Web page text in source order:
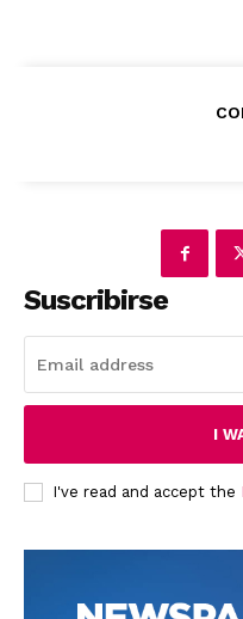
Suscribirse
I
I've read and accept the